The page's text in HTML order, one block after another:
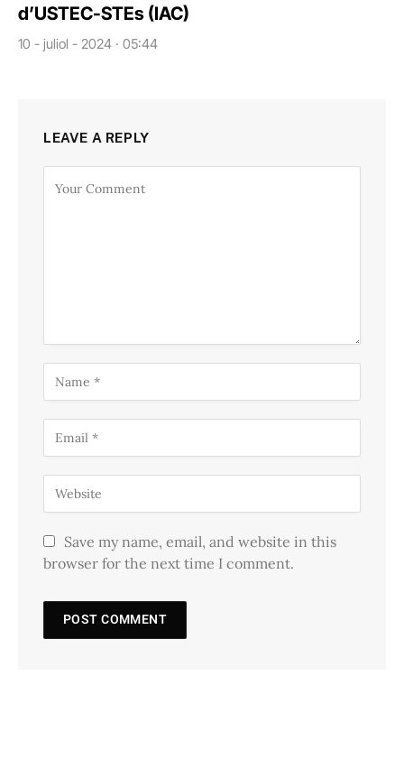
d’USTEC-STEs (IAC)
10 - juliol - 2024 · 05:44
LEAVE A REPLY
Save my name, email, and website in this
browser for the next time I comment.